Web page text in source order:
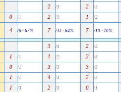
2 /3 2 /2
0 /1 2 /3 1 /2
4 /6 - 67% 7 /11 - 64% 7 /10 - 70%
3 /4 2 /3
1 /1 1 /2 2 /3
0 /1 3 /3 3 /3
1 /1 4 /4 2 /3
1 /3 2 /3 0 /1